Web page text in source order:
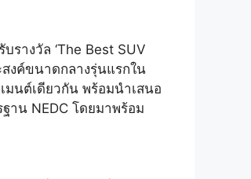
รางวัล ‘The Best SUV
งค์ขนาดกลางรุ่นแรกใน
มนต์เดียวกัน พร้อมนำเสนอ
าน NEDC โดยมาพร้อม